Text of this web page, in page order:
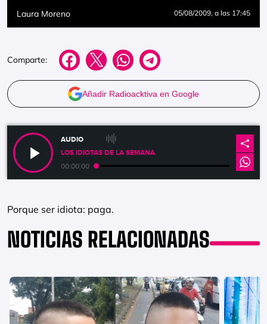
Laura Moreno 05/08/2009, a las 17:45
Comparte:
Añadir Radioacktiva en Google
AUDIO
LOS IDIOTAS DE LA SEMANA
00:00:00
Porque ser idiota: paga.
NOTICIAS RELACIONADAS